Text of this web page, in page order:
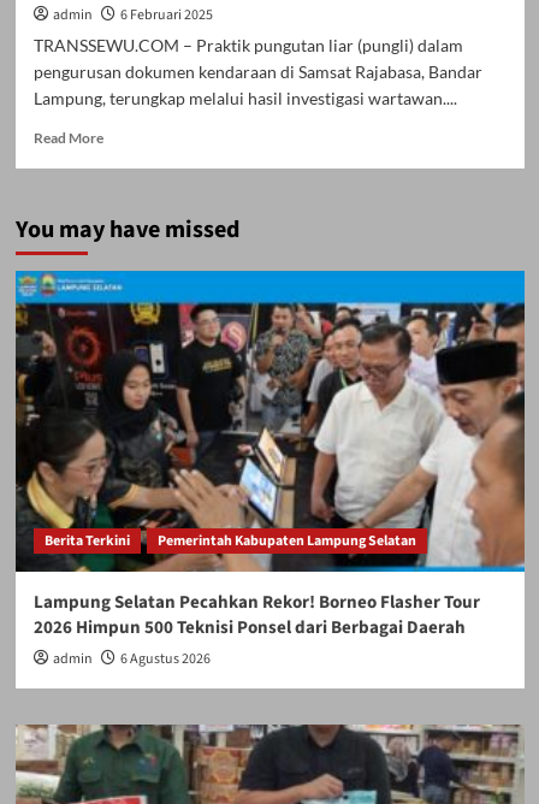
admin
6 Februari 2025
TRANSSEWU.COM – Praktik pungutan liar (pungli) dalam
pengurusan dokumen kendaraan di Samsat Rajabasa, Bandar
Lampung, terungkap melalui hasil investigasi wartawan....
Read MoreRead
Pungli
Samsat
Rajabasa:
Oknum
ASN
HK
dan
Terlibat?
You may have missed
Berita Terkini Pemerintah Kabupaten Lampung Selatan
Lampung Selatan Pecahkan Rekor! Borneo Flasher Tour
2026 Himpun 500 Teknisi Ponsel dari Berbagai Daerah
admin 6 Agustus 2026